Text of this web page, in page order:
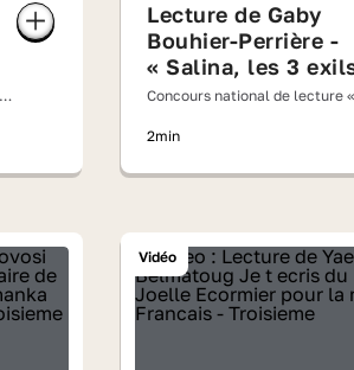
Lecture de Gaby
Bouhier-Perrière -
« Salina, les 3
de Laurent Gaudé
Concours national de lecture
2min
Vidéo